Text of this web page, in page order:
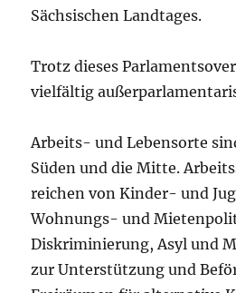
Sächsischen Landtages.
Trotz dieses
vielfältig
Arbeits- und Lebensorte
Süden und die Mitte.
reichen von Kinder- und
Wohnungs- und
Diskriminierung, Asyl und
zur Unterstützung und